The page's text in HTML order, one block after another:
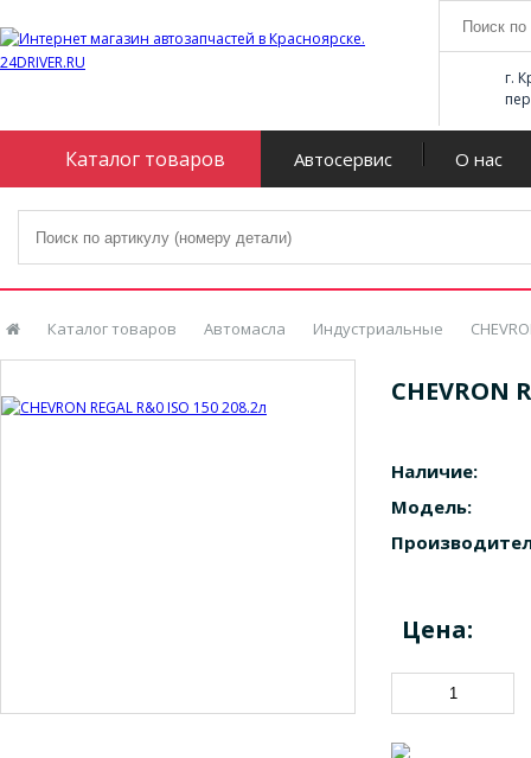
г.
Каталог товаров Автосервис О нас
Каталог товаров Автомасла Индустриальные
CHEVRON
Наличие:
Модель:
Цена: